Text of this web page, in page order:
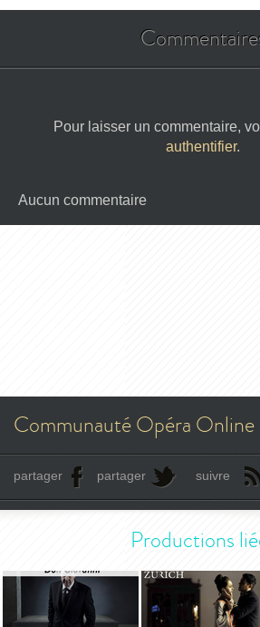
Pour laisser un commentaire,
authentifier.
Aucun commentaire
Communauté Opéra Online
partager partager suivre
Productions